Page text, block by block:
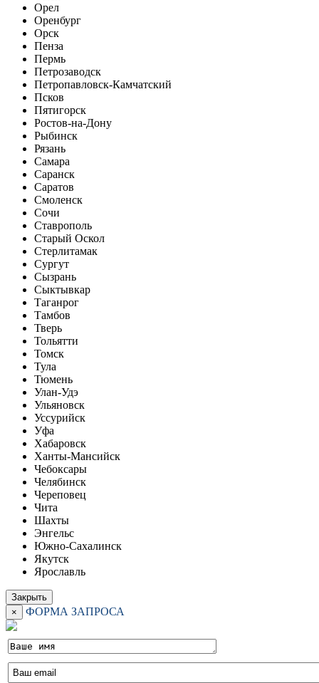
Орел
Оренбург
Орск
Пенза
Пермь
Петрозаводск
Петропавловск-Камчатский
Псков
Пятигорск
Ростов-на-Дону
Рыбинск
Рязань
Самара
Саранск
Саратов
Смоленск
Сочи
Ставрополь
Старый Оскол
Стерлитамак
Сургут
Сызрань
Сыктывкар
Таганрог
Тамбов
Тверь
Тольятти
Томск
Тула
Тюмень
Улан-Удэ
Ульяновск
Уссурийск
Уфа
Хабаровск
Ханты-Мансийск
Чебоксары
Челябинск
Череповец
Чита
Шахты
Энгельс
Южно-Сахалинск
Якутск
Ярославль
Закрыть
×
ФОРМА ЗАПРОСА